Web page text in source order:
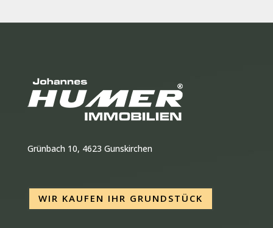
Grünbach 10, 4623 Gunskirchen
WIR KAUFEN IHR GRUNDSTÜCK